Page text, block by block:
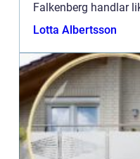
Falkenberg handlar
precision och
Lotta Albertsson